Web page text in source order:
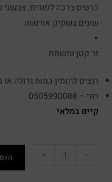
כרטיס ברכה לפורים,
שונים בשקיק אורגנזה
+
זר קטן ומשמח
רוצים להזמין כמות גדולה
רוני – 0505990088
קיים במלאי
+